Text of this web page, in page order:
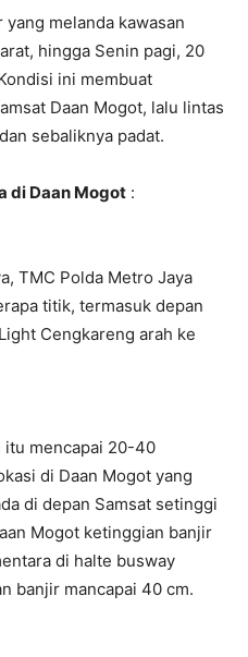
yang melanda kawasan
hingga Senin pagi, 20
ini membuat
Daan Mogot, lalu lintas
sebaliknya padat.
di Daan Mogot :
TMC Polda Metro Jaya
titik, termasuk depan
Cengkareng arah ke
itu mencapai 20-40
di Daan Mogot yang
di depan Samsat setinggi
Mogot ketinggian banjir
di halte busway
banjir mancapai 40 cm.